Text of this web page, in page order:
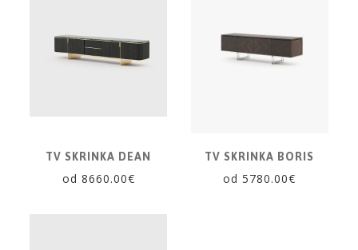
TV SKRINKA DEAN
od 8660.00€
TV SKRINKA BORIS
od 5780.00€